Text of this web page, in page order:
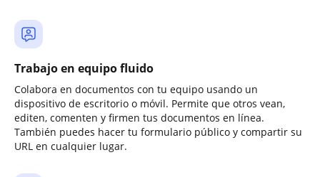
Trabajo en equipo fluido
Colabora en documentos con tu equipo usando un
dispositivo de escritorio o móvil. Permite que otros vean,
editen, comenten y firmen tus documentos en línea.
También puedes hacer tu formulario público y compartir su
URL en cualquier lugar.